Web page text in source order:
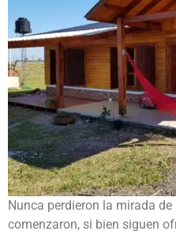
Nunca perdieron la mirada
comenzaron, si bien siguen